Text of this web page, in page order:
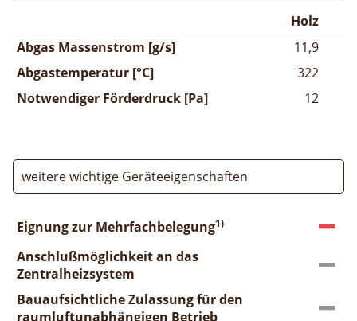
Holz
Abgas Massenstrom [g/s]
11,9
Abgastemperatur [°C]
322
Notwendiger Förderdruck [Pa]
12
weitere wichtige Geräteeigenschaften
Eignung zur Mehrfachbelegung1)
Anschlußmöglichkeit an das
Zentralheizsystem
Bauaufsichtliche Zulassung für den
raumluftunabhängigen Betrieb